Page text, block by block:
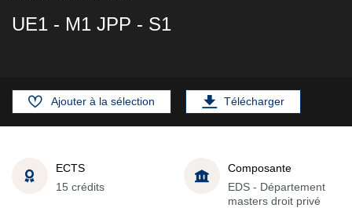
UE1 - M1 JPP - S1
Ajouter à la sélection Télécharger
ECTS
15 crédits
Composante
EDS - Département
masters droit privé